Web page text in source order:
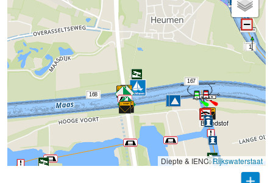
1
168
1
167
Brandstof
Diepte & IENC:Rijkswaterstaat